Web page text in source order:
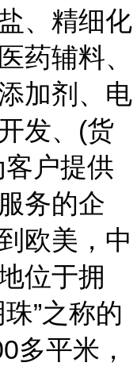
、精细化
药辅料、
加剂、电
发、(货
户提供
务的企
欧美，中
位于拥
”之称的
多平米，